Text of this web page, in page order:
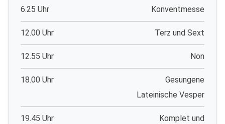
6.25 Uhr Konventmesse
12.00 Uhr Terz und Sext
12.55 Uhr Non
18.00 Uhr
Gesungene
Lateinische Vesper
19.45 Uhr
Komplet und